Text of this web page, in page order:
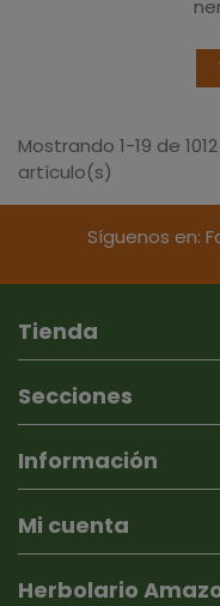
Mostrando 1-19 de 1012
artículo(s)
Síguenos en:
Tienda
Secciones
Información
Mi cuenta
Herbolario